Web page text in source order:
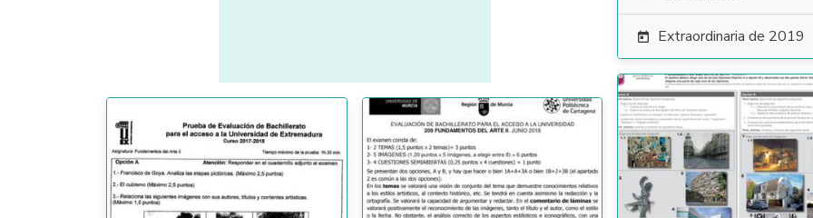
 Extraordinaria de 2019